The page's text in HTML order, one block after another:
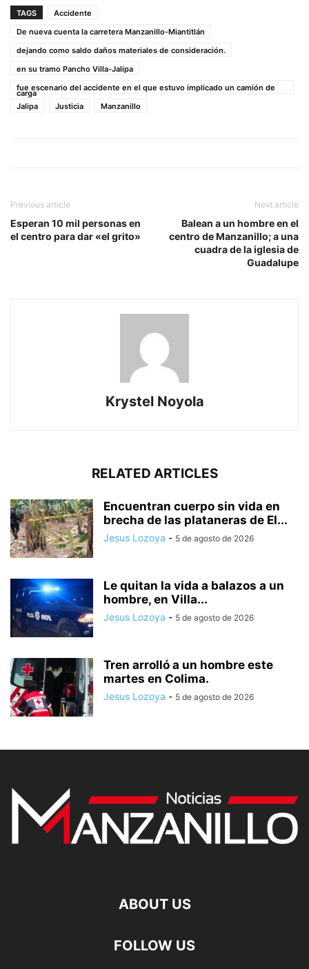
TAGS
Accidente
De nueva cuenta la carretera Manzanillo-Miantitlán
dejando como saldo daños materiales de consideración.
en su tramo Pancho Villa-Jalipa
fue escenario del accidente en el que estuvo implicado un camión de
carga
Jalipa
Justicia Manzanillo
Previous article
Esperan 10 mil personas en
el centro para dar «el grito»
Next article
Balean a un hombre en el
centro de Manzanillo; a una
cuadra de la iglesia de
Guadalupe
Krystel Noyola
RELATED ARTICLES
Encuentran cuerpo sin vida en
brecha de las plataneras de El...
Jesus Lozoya - 5 de agosto de 2026
Le quitan la vida a balazos a un
hombre, en Villa...
Jesus Lozoya - 5 de agosto de 2026
Tren arrolló a un hombre este
martes en Colima.
Jesus Lozoya - 5 de agosto de 2026
ABOUT US
FOLLOW US